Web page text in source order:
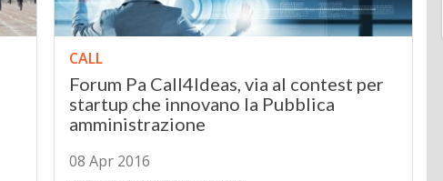
CALL
Forum Pa Call4Ideas, via al contest per
startup che innovano la Pubblica
amministrazione
08 Apr 2016